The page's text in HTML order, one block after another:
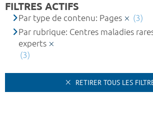
FILTRES ACTIFS
Par type de contenu: Pages
(3)
Par rubrique: Centres maladies
experts
(3)
RETIRER TOUS LES